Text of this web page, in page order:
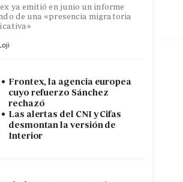
ya emitió en junio un informe
de una «presencia migratoria
Frontex, la agencia europea
cuyo refuerzo Sánchez
rechazó
Las alertas del CNI y Cifas
desmontan la versión de
Interior